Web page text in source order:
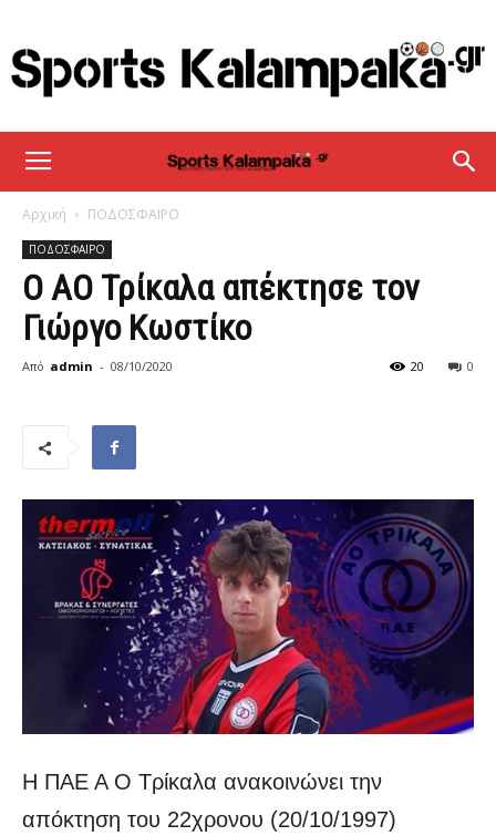
sportskalampaka
Αρχική ΠΟΔΟΣΦΑΙΡΟ
ΠΟΔΟΣΦΑΙΡΟ
Ο ΑΟ Τρίκαλα απέκτησε τον
Γιώργο Κωστίκο
Από admin - 08/10/2020 0
20
Η ΠΑΕ Α Ο Τρίκαλα ανακοινώνει την
απόκτηση του 22χρονου (20/10/1997)